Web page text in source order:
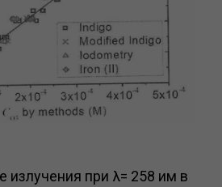
излучения при λ= 258 им в